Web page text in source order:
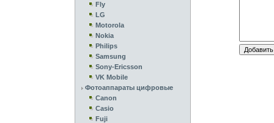
Fly
LG
Motorola
Nokia
Philips
Samsung
Sony-Ericsson
VK Mobile
Фотоаппараты цифровые
Canon
Casio
Fuji